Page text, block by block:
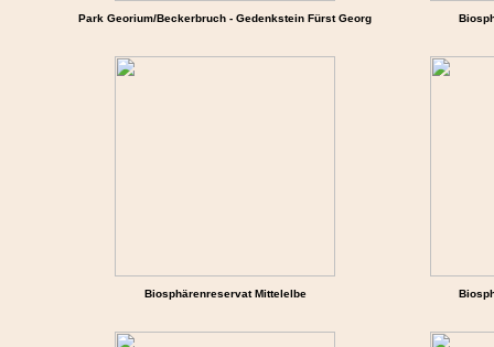
Park Georium/Beckerbruch - Gedenkstein Fürst Georg
Biosphärenreservat Mittelelbe